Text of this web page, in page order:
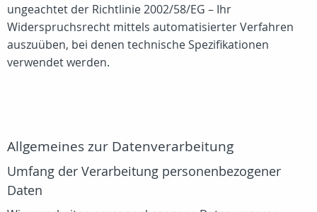
ungeachtet der Richtlinie 2002/58/EG – Ihr
Widerspruchsrecht mittels automatisierter Verfahren
auszuüben, bei denen technische Spezifikationen
verwendet werden.
Allgemeines zur Datenverarbeitung
Umfang der Verarbeitung personenbezogener
Daten